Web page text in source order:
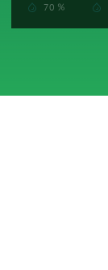
70 %